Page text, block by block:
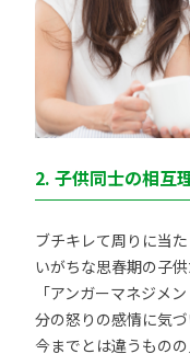
2. 子供同士の相互
ブチキレて周りに当
いがちな思春期の子供
「アンガーマネジメ
分の怒りの感情に気づ
今までとは違うもの